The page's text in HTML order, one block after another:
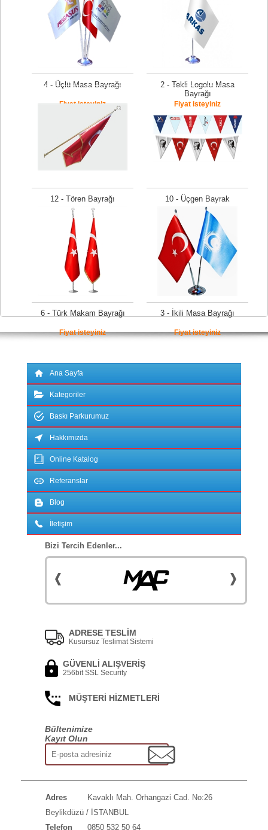
4 - Üçlü Masa Bayrağı
Fiyat isteyiniz
2 - Tekli Logolu Masa
Bayrağı
Fiyat isteyiniz
12 - Tören Bayrağı
Fiyat isteyiniz
10 - Üçgen Bayrak
Fiyat isteyiniz
6 - Türk Makam Bayrağı
Fiyat isteyiniz
3 - İkili Masa Bayrağı
Fiyat isteyiniz
Ana Sayfa
Kategoriler
Baskı Parkurumuz
Hakkımızda
Online Katalog
Referanslar
Blog
İletişim
Bizi Tercih Edenler...
ADRESE TESLİM
Kusursuz Teslimat Sistemi
GÜVENLİ ALIŞVERİŞ
256bit SSL Security
MÜŞTERİ HİZMETLERİ
Bültenimize
Kayıt Olun
Adres
Kavaklı Mah. Orhangazi Cad. No:26
Beylikdüzü / İSTANBUL
Telefon
0850 532 50 64